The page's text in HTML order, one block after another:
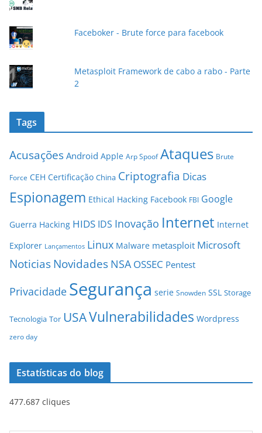
i
Faceboker - Brute force para facebook
Metasploit Framework de cabo a rabo - Parte
2
Tags
Acusações Android Apple Arp Spoof Ataques Brute
Force CEH Certificação China Criptografia Dicas
Espionagem Ethical Hacking Facebook FBI Google
Guerra Hacking HIDS IDS Inovação Internet Internet
Explorer Lançamentos Linux Malware metasploit Microsoft
NoticiasNovidades NSA OSSEC Pentest
Privacidade Segurança serie Snowden SSL Storage
Tecnologia Tor USAVulnerabilidades Wordpress
zero day
Estatísticas do blog
477.687 cliques